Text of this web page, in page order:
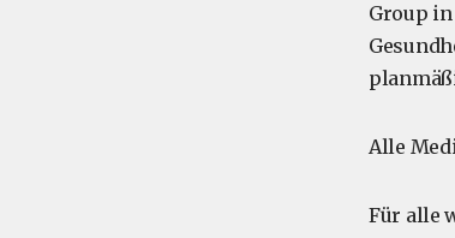
Group
Alle
Für alle